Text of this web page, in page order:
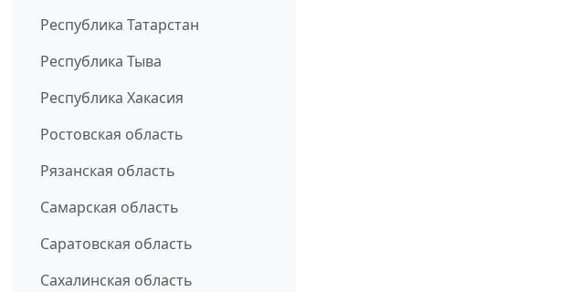
Республика Татарстан
Республика Тыва
Республика Хакасия
Ростовская область
Рязанская область
Самарская область
Саратовская область
Сахалинская область